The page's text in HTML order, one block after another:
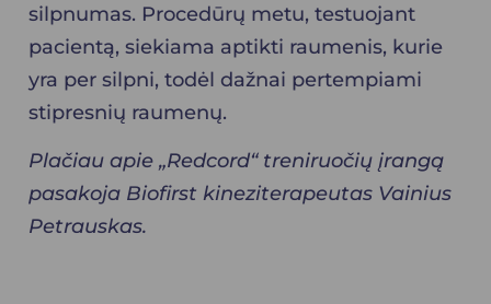
silpnumas. Procedūrų metu, testuojant
pacientą, siekiama aptikti raumenis, kurie
yra per silpni, todėl dažnai pertempiami
stipresnių raumenų.
Plačiau apie „Redcord“ treniruočių įrangą
pasakoja Biofirst kineziterapeutas Vainius
Petrauskas.